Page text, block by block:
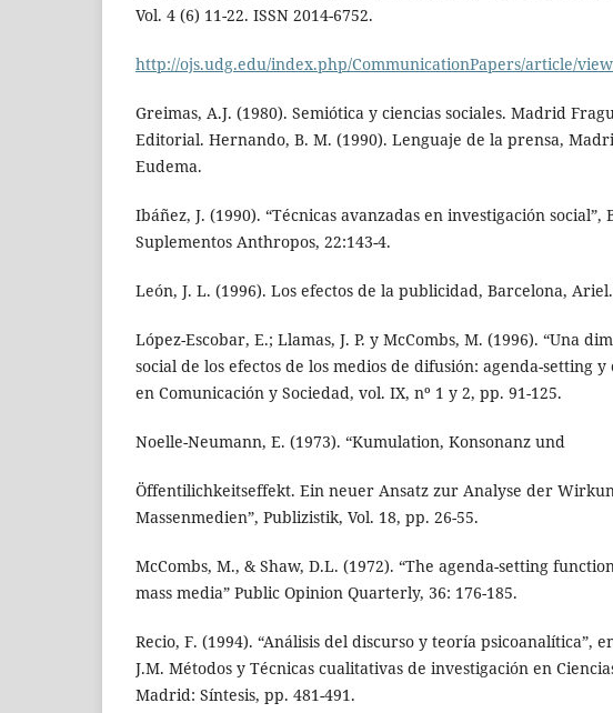
Vol. 4 (6) 11-22. ISSN 2014-6752.
http://ojs.udg.edu/index.php/CommunicationPapers/article/
Greimas, A.J. (1980). Semiótica y ciencias sociales. Madrid
Editorial. Hernando, B. M. (1990). Lenguaje de la prensa,
Eudema.
Ibáñez, J. (1990). “Técnicas avanzadas en investigación social”,
Suplementos Anthropos, 22:143-4.
León, J. L. (1996). Los efectos de la publicidad, Barcelona, Ariel.
López-Escobar, E.; Llamas, J. P. y McCombs, M. (1996). “Una
social de los efectos de los medios de difusión: agenda-setting y
en Comunicación y Sociedad, vol. IX, nº 1 y 2, pp. 91-125.
Noelle-Neumann, E. (1973). “Kumulation, Konsonanz und
Öffentilichkeitseffekt. Ein neuer Ansatz zur Analyse der
Massenmedien”, Publizistik, Vol. 18, pp. 26-55.
McCombs, M., & Shaw, D.L. (1972). “The agenda-setting
mass media” Public Opinion Quarterly, 36: 176-185.
Recio, F. (1994). “Análisis del discurso y teoría psicoanalítica”,
J.M. Métodos y Técnicas cualitativas de investigación en
Madrid: Síntesis, pp. 481-491.